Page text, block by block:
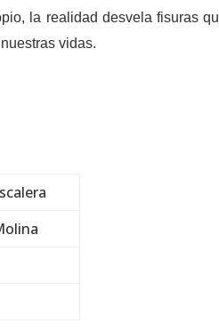
la realidad desvela fisuras
vidas.